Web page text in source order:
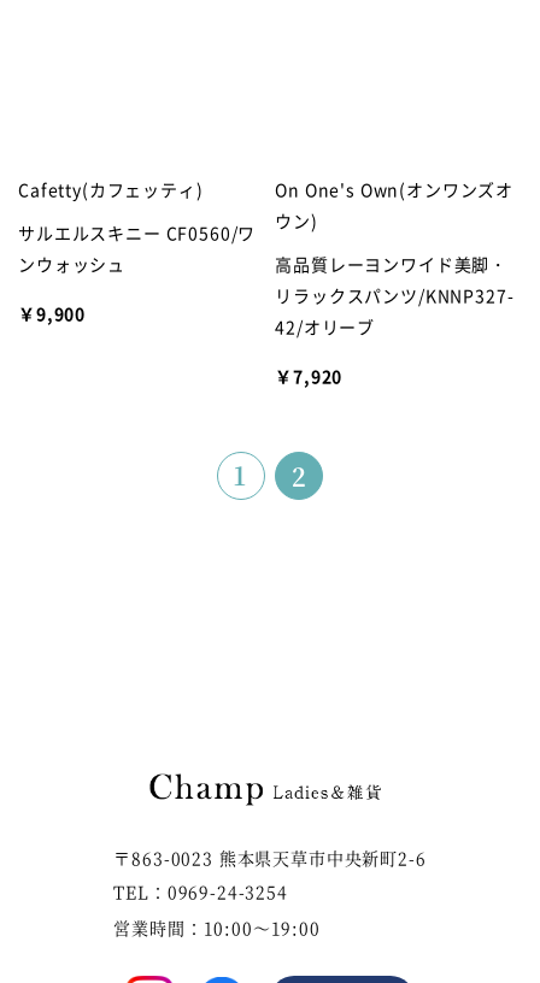
Cafetty(カフェッティ)
サルエルスキニー CF0560/ワ
ンウォッシュ
￥9,900
On One's Own(オンワンズオ
ウン)
高品質レーヨンワイド美脚・
リラックスパンツ/KNNP327-
42/オリーブ
￥7,920
1 2
〒863-0023 熊本県天草市中央新町2-6
TEL：0969-24-3254
営業時間：10:00～19:00